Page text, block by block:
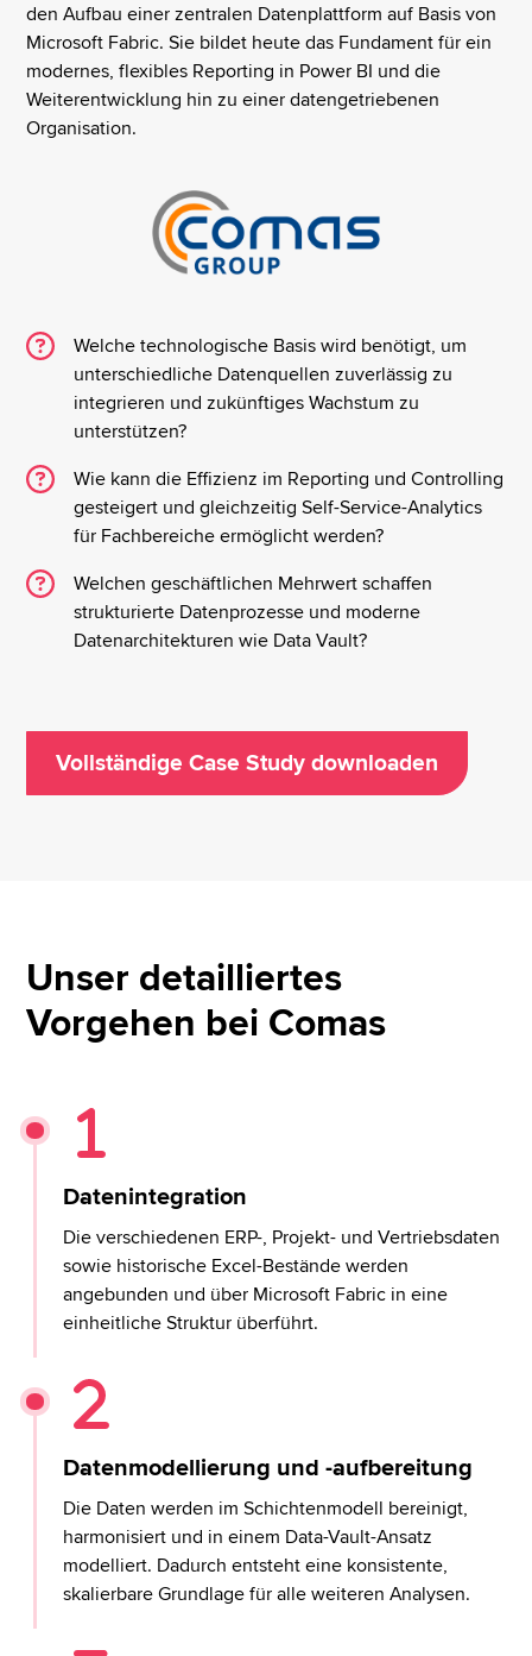
den Aufbau einer zentralen Datenplattform auf Basis von
Microsoft Fabric. Sie bildet heute das Fundament für ein
modernes, flexibles Reporting in Power BI und die
Weiterentwicklung hin zu einer datengetriebenen
Organisation.
Welche technologische Basis wird benötigt, um
unterschiedliche Datenquellen zuverlässig zu
integrieren und zukünftiges Wachstum zu
unterstützen?
Wie kann die Effizienz im Reporting und Controlling
gesteigert und gleichzeitig Self-Service-Analytics
für Fachbereiche ermöglicht werden?
Welchen geschäftlichen Mehrwert schaffen
strukturierte Datenprozesse und moderne
Datenarchitekturen wie Data Vault?
Vollständige Case Study downloaden
Unser detailliertes
Vorgehen bei Comas
Datenintegration
Die verschiedenen ERP-, Projekt- und Vertriebsdaten
sowie historische Excel-Bestände werden
angebunden und über Microsoft Fabric in eine
einheitliche Struktur überführt.
Datenmodellierung und -aufbereitung
Die Daten werden im Schichtenmodell bereinigt,
harmonisiert und in einem Data-Vault-Ansatz
modelliert. Dadurch entsteht eine konsistente,
skalierbare Grundlage für alle weiteren Analysen.